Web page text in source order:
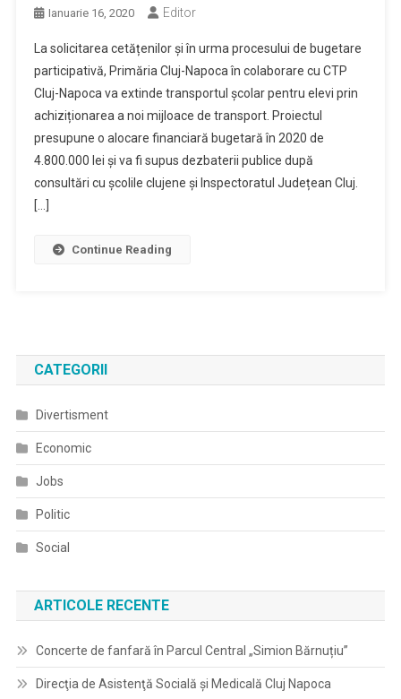
Ianuarie 16, 2020 Editor
La solicitarea cetățenilor și în urma procesului de bugetare
participativă, Primăria Cluj-Napoca în colaborare cu CTP
Cluj-Napoca va extinde transportul școlar pentru elevi prin
achiziționarea a noi mijloace de transport. Proiectul
presupune o alocare financiară bugetară în 2020 de
4.800.000 lei și va fi supus dezbaterii publice după
consultări cu școlile clujene și Inspectoratul Județean Cluj.
[…]
Continue Reading
CATEGORII
Divertisment
Economic
Jobs
Politic
Social
ARTICOLE RECENTE
Concerte de fanfară în Parcul Central „Simion Bărnuțiu”
Direcţia de Asistenţă Socială şi Medicală Cluj Napoca